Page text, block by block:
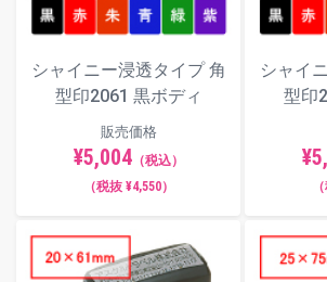
シャイニー浸透タイプ 角
型印2061 黒ボディ
販売価格
¥5,004（税込）
（税抜 ¥4,550）
シャイ
型印